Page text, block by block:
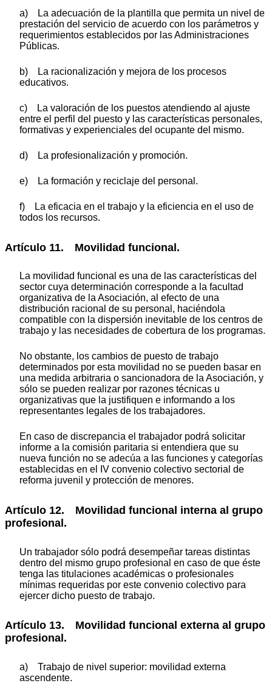
a) La adecuación de la plantilla que permita un nivel de
prestación del servicio de acuerdo con los parámetros y
requerimientos establecidos por las Administraciones
Públicas.
b) La racionalización y mejora de los procesos
educativos.
c) La valoración de los puestos atendiendo al ajuste
entre el perfil del puesto y las características personales,
formativas y experienciales del ocupante del mismo.
d) La profesionalización y promoción.
e) La formación y reciclaje del personal.
f) La eficacia en el trabajo y la eficiencia en el uso de
todos los recursos.
Artículo 11. Movilidad funcional.
La movilidad funcional es una de las características del
sector cuya determinación corresponde a la facultad
organizativa de la Asociación, al efecto de una
distribución racional de su personal, haciéndola
compatible con la dispersión inevitable de los centros de
trabajo y las necesidades de cobertura de los programas.
No obstante, los cambios de puesto de trabajo
determinados por esta movilidad no se pueden basar en
una medida arbitraria o sancionadora de la Asociación, y
sólo se pueden realizar por razones técnicas u
organizativas que la justifiquen e informando a los
representantes legales de los trabajadores.
En caso de discrepancia el trabajador podrá solicitar
informe a la comisión paritaria si entendiera que su
nueva función no se adecúa a las funciones y categorías
establecidas en el IV convenio colectivo sectorial de
reforma juvenil y protección de menores.
Artículo 12. Movilidad funcional interna al grupo
profesional.
Un trabajador sólo podrá desempeñar tareas distintas
dentro del mismo grupo profesional en caso de que éste
tenga las titulaciones académicas o profesionales
mínimas requeridas por este convenio colectivo para
ejercer dicho puesto de trabajo.
Artículo 13. Movilidad funcional externa al grupo
profesional.
a) Trabajo de nivel superior: movilidad externa
ascendente.